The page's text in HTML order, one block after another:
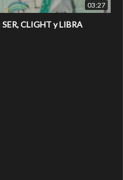
03:27
CLIGHT y LIBRA